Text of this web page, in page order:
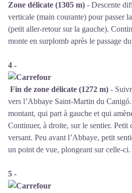
Zone délicate (1305 m) - Descente
verticale (main courante) pour passer
(petit aller-retour sur la gauche).
monte en surplomb après le passage
4 -
Fin de zone délicate (1272 m) -
vers l’Abbaye Saint-Martin du
montant, qui part à gauche et qui
Continuer, à droite, sur le sentier. Petit
versant. Peu avant l’Abbaye, petit
un point de vue, plongeant sur celle-ci.
5 -